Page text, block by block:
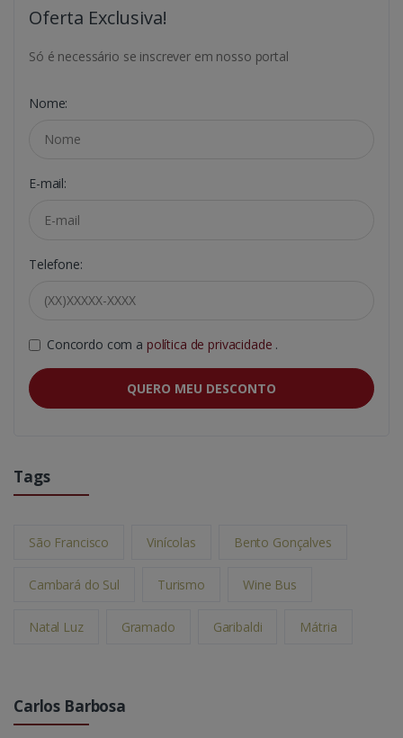
Oferta Exclusiva!
Só é necessário se inscrever em nosso portal
Nome:
E-mail:
Telefone:
Concordo com a política de privacidade .
QUERO MEU DESCONTO
Tags
São Francisco Vinícolas Bento Gonçalves
Cambará do Sul Turismo Wine Bus
Natal Luz Gramado Garibaldi Mátria
Carlos Barbosa